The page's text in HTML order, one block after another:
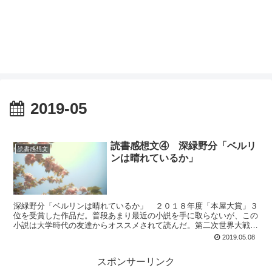
2019-05
読書感想文
読書感想文④ 深緑野分「ベルリ
ンは晴れているか」
深緑野分「ベルリンは晴れているか」 ２０１８年度「本屋大賞」３
位を受賞した作品だ。普段あまり最近の小説を手に取らないが、この
小説は大学時代の友達からオススメされて読んだ。第二次世界大戦後
のドイツを舞台に、被害者側、加害者側の二つでは割り切れ...2019.05.08
スポンサーリンク